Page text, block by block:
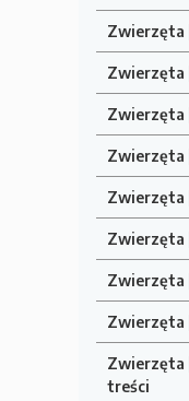
Zwierzęta
Zwierzęta
Zwierzęta
Zwierzęta
Zwierzęta
Zwierzęta
Zwierzęta
Zwierzęta
Zwierzęta
treści